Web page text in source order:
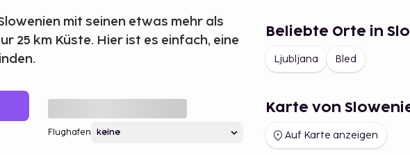
mit seinen etwas mehr als
25 km Küste. Hier ist es einfach, eine
Flughafen
Beliebte Orte in
Ljubljana Bled
Karte von
Auf Karte anzeigen